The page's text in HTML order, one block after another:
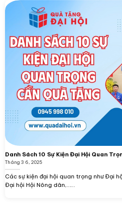
Danh Sách 10 Sự Kiện Đại Hội Quan
Tháng 3 6, 2025
Các sự kiện đại hội quan trọng như Đại
Đại hội Hội Nông dân,…...